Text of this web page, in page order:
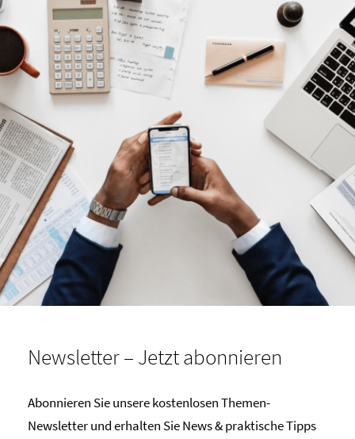
Newsletter – Jetzt abonnieren
Abonnieren Sie unsere kostenlosen Themen-
Newsletter und erhalten Sie News & praktische Tipps